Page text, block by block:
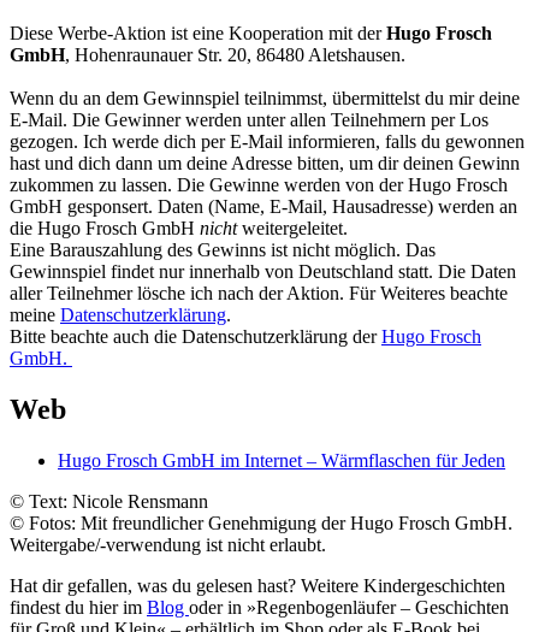
Diese Werbe-Aktion ist eine Kooperation mit derHugo Frosch
GmbH, Hohenraunauer Str. 20, 86480 Aletshausen.
Wenn du an dem Gewinnspiel teilnimmst, übermittelst du mir deine
E-Mail. Die Gewinner werden unter allen Teilnehmern per Los
gezogen. Ich werde dich per E-Mail informieren, falls du gewonnen
hast und dich dann um deine Adresse bitten, um dir deinen Gewinn
zukommen zu lassen. Die Gewinne werden von der Hugo Frosch
GmbH gesponsert. Daten (Name, E-Mail, Hausadresse) werden an
die Hugo Frosch GmbH nichtweitergeleitet.
Eine Barauszahlung des Gewinns ist nicht möglich. Das
Gewinnspiel findet nur innerhalb von Deutschland statt. Die Daten
aller Teilnehmer lösche ich nach der Aktion. Für Weiteres beachte
meine Datenschutzerklärung.
Bitte beachte auch die Datenschutzerklärung derHugo Frosch
GmbH.
Web
Hugo Frosch GmbH im Internet – Wärmflaschen für Jeden
© Text: Nicole Rensmann
© Fotos: Mit freundlicher Genehmigung der Hugo Frosch GmbH.
Weitergabe/-verwendung ist nicht erlaubt.
Hat dir gefallen, was du gelesen hast? Weitere Kindergeschichten
findest du hier im Blog oder in »Regenbogenläufer – Geschichten